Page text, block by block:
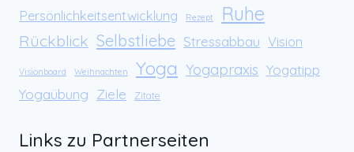
Persönlichkeitsentwicklung Rezept Ruhe
Rückblick Selbstliebe Stressabbau Vision
Visionboard Weihnachten Yoga Yogapraxis Yogatipp
Yogaübung Ziele Zitate
Links zu Partnerseiten